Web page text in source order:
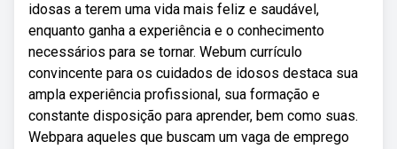
idosas a terem uma vida mais feliz e saudável,
enquanto ganha a experiência e o conhecimento
necessários para se tornar. Webum currículo
convincente para os cuidados de idosos destaca sua
ampla experiência profissional, sua formação e
constante disposição para aprender, bem como suas.
Webpara aqueles que buscam um vaga de emprego